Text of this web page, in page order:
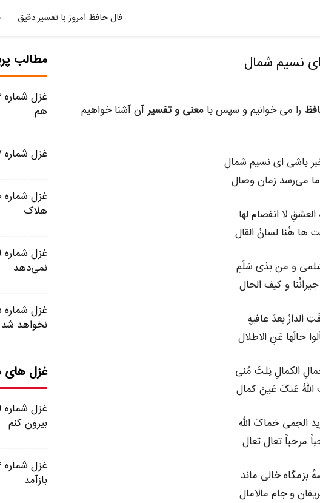
فال حافظ امروز با تفسیر دقیق
را می خوانیم و سپس با معنی و تفسیرآن آشنا خواهیم
باشی ای نسیم شمال
می‌رسد زمان وصال
لا انفصام لها
ها هُنا لسانُ القال
و من بذی سَلَمِ
و کیف الحال
الدارُ بعدَ عافیهٍ
حالَها عَنِ الاطلال
الکمالِ نِلتَ مُنی
عَنکَ عَینَ کمال
الحِمی حَماکَ الله
مرحباً تعال تعال
بزمگاه خالی ماند
و جام مالامال
مطالب
هم
غزل شماره ۳۹۷ : ز در درآ و شبستان ما منور کن
هلاک
نمی‌دهد
نخواهد شد
غزل های
بیرون کنم
بازآمد